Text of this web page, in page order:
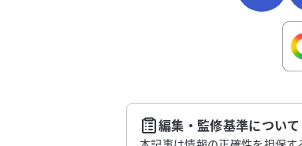
こちらは送信専用のフォーム
編集・監修基準について